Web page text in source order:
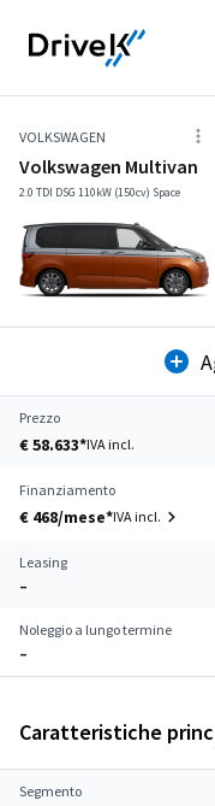
VOLKSWAGEN
Volkswagen Multivan
2.0 TDI DSG 110kW (150cv) Space
Prezzo
€ 58.633*IVA incl.
Finanziamento
€ 468/mese*IVA incl.
Leasing
–
Noleggio a lungo termine
–
Caratteristiche
Segmento